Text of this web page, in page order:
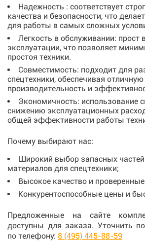
Надежность : соответствует
качества и безопасности, что
для работы в самых сложных
Легкость в обслуживании: прост
эксплуатации, что позволяет
простоя техники.
Совместимость: подходит для
спецтехники, обеспечивая отличную
производительность и
Экономичность: использование
снижению эксплуатационных
общей эффективности работы
Почему выбирают нас:
Широкий выбор запасных
материалов для спецтехники;
Высокое качество и
Конкурентоспособные цены и
Предложенные на сайте
доступны для заказа. Уточнить
по телефону: 8 (495) 445-88-59